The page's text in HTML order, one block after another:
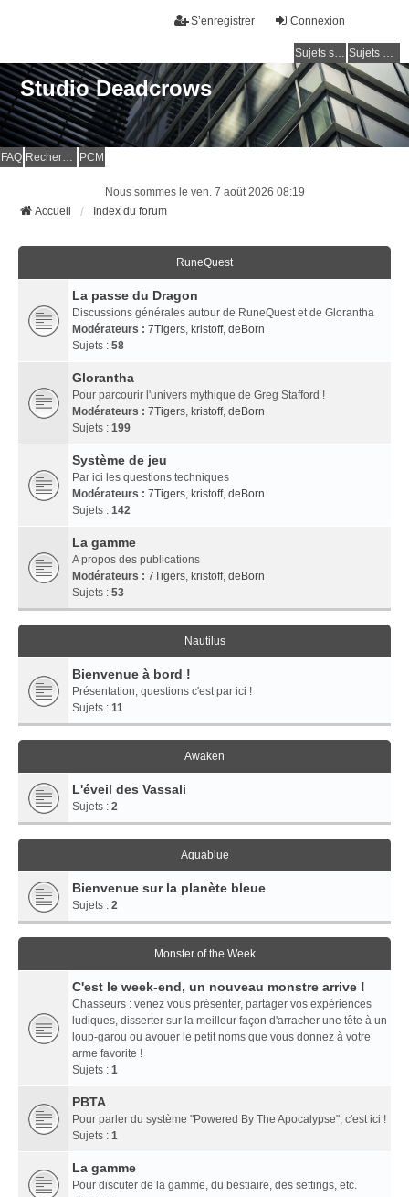
Connexion
S’enregistrer
Sujets sans réponse Sujets actifs
Studio Deadcrows
FAQ Rechercher PCM
Nous sommes le ven. 7 août 2026 08:19
Accueil
Index du forum
RuneQuest
La passe du Dragon
Discussions générales autour de RuneQuest et de Glorantha
Modérateurs : 7Tigers, kristoff, deBorn
Sujets : 58
Glorantha
Pour parcourir l'univers mythique de Greg Stafford !
Modérateurs : 7Tigers, kristoff, deBorn
Sujets : 199
Système de jeu
Par ici les questions techniques
Modérateurs : 7Tigers, kristoff, deBorn
Sujets : 142
La gamme
A propos des publications
Modérateurs : 7Tigers, kristoff, deBorn
Sujets : 53
Nautilus
Bienvenue à bord !
Présentation, questions c'est par ici !
Sujets : 11
Awaken
L'éveil des Vassali
Sujets : 2
Aquablue
Bienvenue sur la planète bleue
Sujets : 2
Monster of the Week
C'est le week-end, un nouveau monstre arrive !
Chasseurs : venez vous présenter, partager vos expériences
ludiques, disserter sur la meilleur façon d'arracher une tête à un
loup-garou ou avouer le petit noms que vous donnez à votre
arme favorite !
Sujets : 1
PBTA
Pour parler du système "Powered By The Apocalypse", c'est ici !
Sujets : 1
La gamme
Pour discuter de la gamme, du bestiaire, des settings, etc.